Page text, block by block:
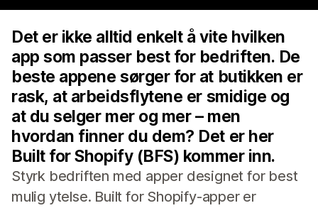
Det er ikke alltid enkelt å vite hvilken
app som passer best for bedriften. De
beste appene sørger for at butikken er
rask, at arbeidsflytene er smidige og
at du selger mer og mer – men
hvordan finner du dem? Det er her
Built for Shopify (BFS) kommer inn.
Styrk bedriften med apper designet for best
mulig ytelse. Built for Shopify-apper er